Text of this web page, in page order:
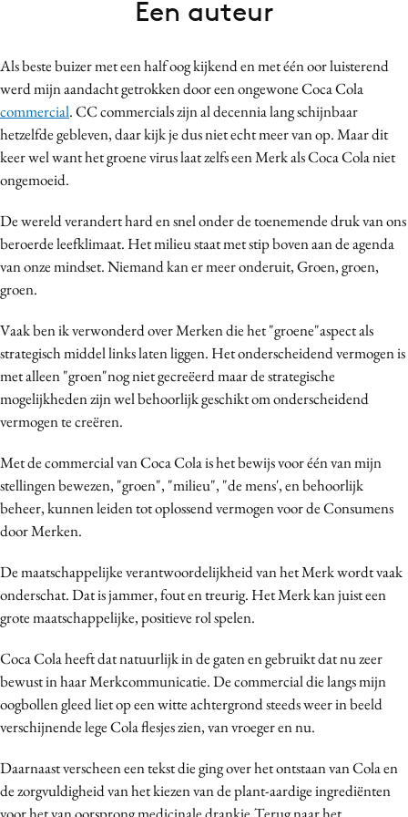
Carriere
Contentmarketing
Craft
Customer Experience
Data & Insights
Digital transformation
Diversiteit
Effectiviteit
Influencer marketing
Interne communicatie
Martech
Media
Merkstrategie
PR
Programmatic
Purpose Marketing
Reputatie & crisis
Als beste buizer met een half oog kijkend en met één oor luisterend
werd mijn aandacht getrokken door een ongewone Coca Cola
commercial. CC commercials zijn al decennia lang schijnbaar
hetzelfde gebleven, daar kijk je dus niet echt meer van op. Maar dit
keer wel want het groene virus laat zelfs een Merk als Coca Cola niet
ongemoeid.
De wereld verandert hard en snel onder de toenemende druk van ons
beroerde leefklimaat. Het milieu staat met stip boven aan de agenda
van onze mindset. Niemand kan er meer onderuit, Groen, groen,
groen.
Vaak ben ik verwonderd over Merken die het "groene"aspect als
strategisch middel links laten liggen. Het onderscheidend vermogen is
met alleen "groen"nog niet gecreëerd maar de strategische
mogelijkheden zijn wel behoorlijk geschikt om onderscheidend
vermogen te creëren.
Met de commercial van Coca Cola is het bewijs voor één van mijn
stellingen bewezen, "groen", "milieu", "de mens', en behoorlijk
beheer, kunnen leiden tot oplossend vermogen voor de Consumens
door Merken.
De maatschappelijke verantwoordelijkheid van het Merk wordt vaak
onderschat. Dat is jammer, fout en treurig. Het Merk kan juist een
grote maatschappelijke, positieve rol spelen.
Coca Cola heeft dat natuurlijk in de gaten en gebruikt dat nu zeer
bewust in haar Merkcommunicatie. De commercial die langs mijn
oogbollen gleed liet op een witte achtergrond steeds weer in beeld
verschijnende lege Cola flesjes zien, van vroeger en nu.
Daarnaast verscheen een tekst die ging over het ontstaan van Cola en
de zorgvuldigheid van het kiezen van de plant-aardige ingrediënten
Een auteur